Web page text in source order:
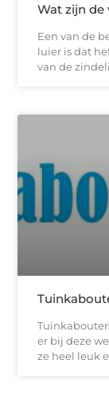
Wat zijn de
Een van de
luier is dat
van de
er bij deze
ze heel leuk